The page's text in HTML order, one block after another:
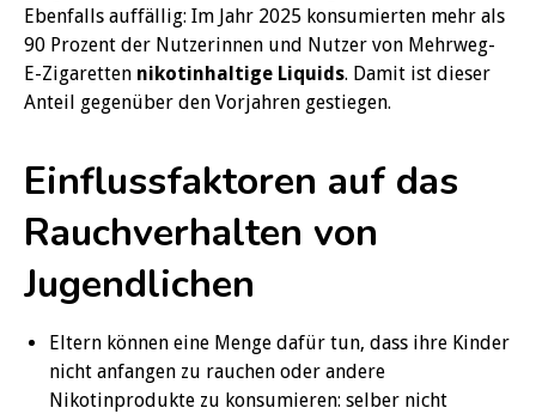
Ebenfalls auffällig: Im Jahr 2025 konsumierten mehr als
90 Prozent der Nutzerinnen und Nutzer von Mehrweg-
E-Zigaretten nikotinhaltige Liquids. Damit ist dieser
Anteil gegenüber den Vorjahren gestiegen.
Einflussfaktoren auf das
Rauchverhalten von
Jugendlichen
Eltern können eine Menge dafür tun, dass ihre Kinder
nicht anfangen zu rauchen oder andere
Nikotinprodukte zu konsumieren: selber nicht